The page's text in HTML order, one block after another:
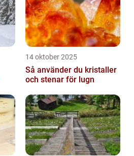
14 oktober 2025
Så använder du kristaller
och stenar för lugn